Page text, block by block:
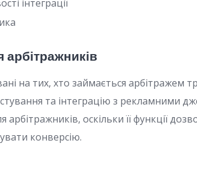
інтеграції
на тих, хто займається арбітражем
та інтеграцію з рекламними
оскільки її функції
конверсію.